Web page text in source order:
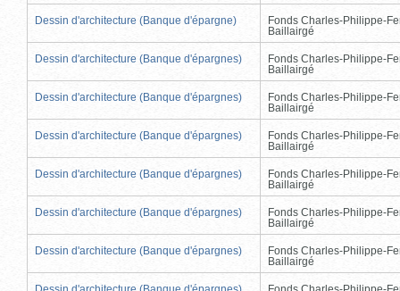
Dessin d'architecture (Banque d'épargne)
Fonds Charles-Philippe-
Baillairgé
Dessin d'architecture (Banque d'épargnes)
Fonds Charles-Philippe-
Baillairgé
Dessin d'architecture (Banque d'épargnes)
Fonds Charles-Philippe-
Baillairgé
Dessin d'architecture (Banque d'épargnes)
Fonds Charles-Philippe-
Baillairgé
Dessin d'architecture (Banque d'épargnes)
Fonds Charles-Philippe-
Baillairgé
Dessin d'architecture (Banque d'épargnes)
Fonds Charles-Philippe-
Baillairgé
Dessin d'architecture (Banque d'épargnes)
Fonds Charles-Philippe-
Baillairgé